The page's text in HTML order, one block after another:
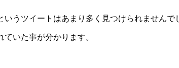
うツイートはあまり多く見つけられませんで
いた事が分かります。